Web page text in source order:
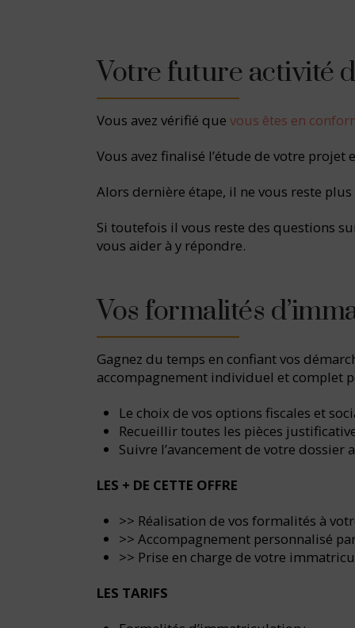
Votre future activité
Vous avez vérifié que vous êtes en
Vous avez finalisé l’étude de votre
Alors dernière étape, il ne vous reste
Si toutefois il vous reste des questions
vous aider à y répondre.
Vos formalités
Gagnez du temps en confiant vos
accompagnement individuel et complet
Le choix de vos options fiscales et
Recueillir toutes les pièces
Suivre l’avancement de votre
LES + DE CETTE OFFRE
>> Réalisation de vos formalités à
>> Accompagnement personnalisé
>> Prise en charge de votre
LES TARIFS